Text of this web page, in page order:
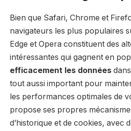
Bien que Safari, Chrome et
navigateurs les plus populaires
Edge et Opera constituent des
intéressantes qui gagnent en
efficacement les données
tout aussi important pour
les performances optimales de
propose ses propres
d’historique et de cookies, avec